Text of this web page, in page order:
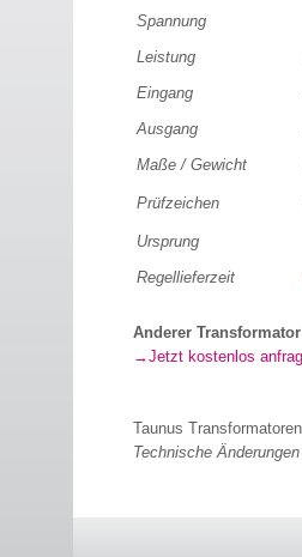
Spannung
Leistung
Eingang
Ausgang
Maße / Gewicht
Prüfzeichen
Ursprung
Regellieferzeit
Anderer Transformator
Jetzt kostenlos
Taunus
Technische